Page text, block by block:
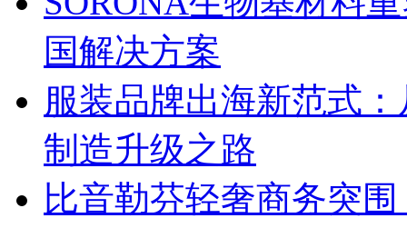
国解决方案
服装品牌出海新范式
制造升级之路
比音勒芬轻奢商务突